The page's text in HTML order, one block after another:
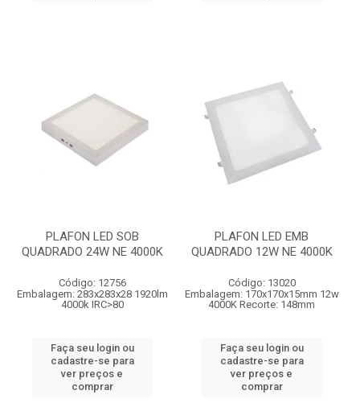
PLAFON LED SOB
QUADRADO 24W NE 4000K
Código: 12756
Embalagem: 283x283x28 1920lm
4000k IRC>80
Faça seu login ou
cadastre-se para
ver preços e
comprar
PLAFON LED EMB
QUADRADO 12W NE 4000K
Código: 13020
Embalagem: 170x170x15mm 12w
4000K Recorte: 148mm
Faça seu login ou
cadastre-se para
ver preços e
comprar